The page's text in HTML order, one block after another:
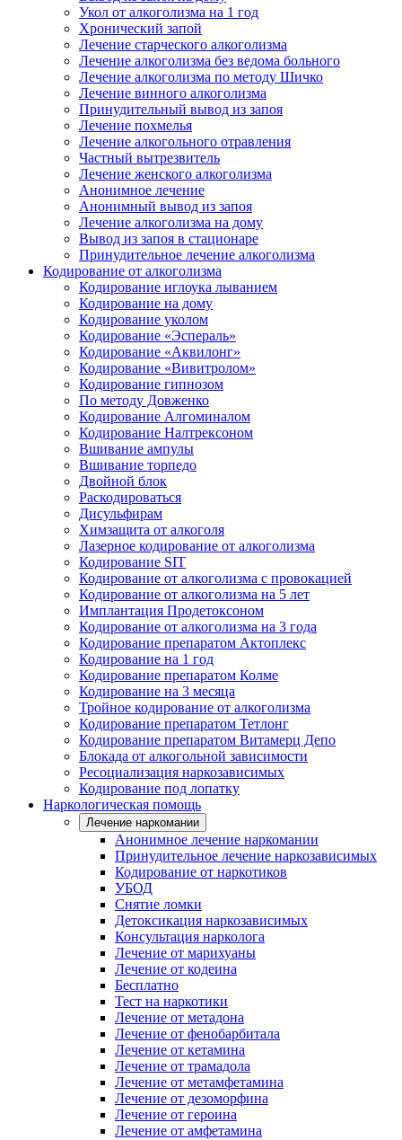
Укол от алкоголизма на 1 год
Хронический запой
Лечение старческого алкоголизма
Лечение алкоголизма без ведома больного
Лечение алкоголизма по методу Шичко
Лечение винного алкоголизма
Принудительный вывод из запоя
Лечение похмелья
Лечение алкогольного отравления
Частный вытрезвитель
Лечение женского алкоголизма
Анонимное лечение
Анонимный вывод из запоя
Лечение алкоголизма на дому
Вывод из запоя в стационаре
Принудительное лечение алкоголизма
Кодирование от алкоголизма
Кодирование иглоука лыванием
Кодирование на дому
Кодирование уколом
Кодирование «Эспераль»
Кодирование «Аквилонг»
Кодирование «Вивитролом»
Кодирование гипнозом
По методу Довженко
Кодирование Алгоминалом
Кодирование Налтрексоном
Вшивание ампулы
Вшивание торпедо
Двойной блок
Раскодироваться
Дисульфирам
Химзащита от алкоголя
Лазерное кодирование от алкоголизма
Кодирование SIT
Кодирование от алкоголизма с провокацией
Кодирование от алкоголизма на 5 лет
Имплантация Продетоксоном
Кодирование от алкоголизма на 3 года
Кодирование препаратом Актоплекс
Кодирование на 1 год
Кодирование препаратом Колме
Кодирование на 3 месяца
Тройное кодирование от алкоголизма
Кодирование препаратом Тетлонг
Кодирование препаратом Витамерц Депо
Блокада от алкогольной зависимости
Ресоциализация наркозависимых
Кодирование под лопатку
Наркологическая помощь
Лечение наркомании
Анонимное лечение наркомании
Принудительное лечение наркозависимых
Кодирование от наркотиков
УБОД
Снятие ломки
Детоксикация наркозависимых
Консультация нарколога
Лечение от марихуаны
Лечение от кодеина
Бесплатно
Тест на наркотики
Лечение от метадона
Лечение от фенобарбитала
Лечение от кетамина
Лечение от трамадола
Лечение от метамфетамина
Лечение от дезоморфина
Лечение от героина
Лечение от амфетамина